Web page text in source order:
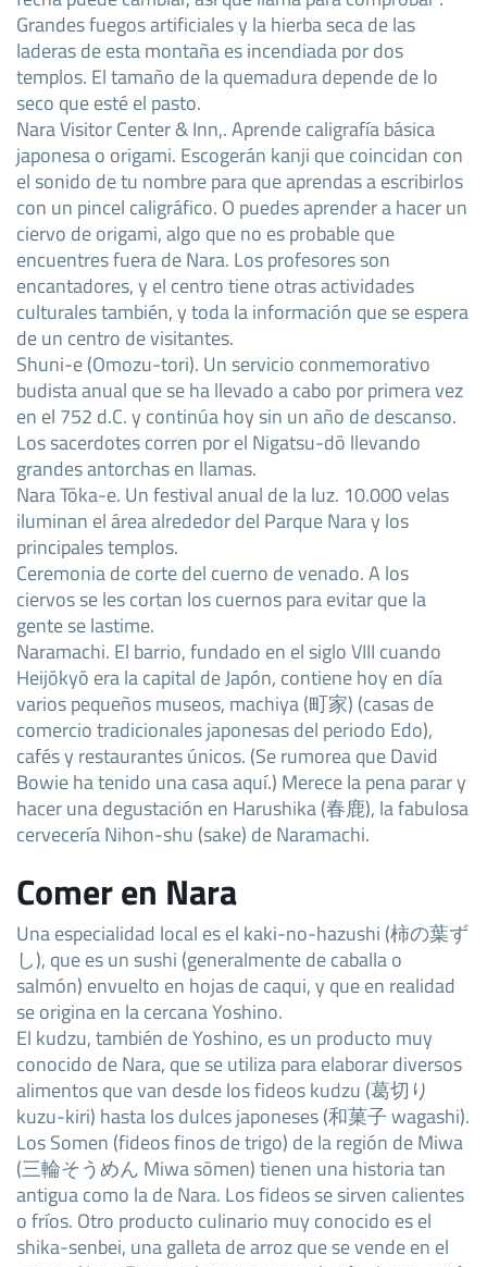
Grandes fuegos artificiales y la hierba seca de las
laderas de esta montaña es incendiada por dos
templos. El tamaño de la quemadura depende de lo
seco que esté el pasto.
Nara Visitor Center & Inn,. Aprende caligrafía básica
japonesa o origami. Escogerán kanji que coincidan con
el sonido de tu nombre para que aprendas a escribirlos
con un pincel caligráfico. O puedes aprender a hacer un
ciervo de origami, algo que no es probable que
encuentres fuera de Nara. Los profesores son
encantadores, y el centro tiene otras actividades
culturales también, y toda la información que se espera
de un centro de visitantes.
Shuni-e (Omozu-tori). Un servicio conmemorativo
budista anual que se ha llevado a cabo por primera vez
en el 752 d.C. y continúa hoy sin un año de descanso.
Los sacerdotes corren por el Nigatsu-dō llevando
grandes antorchas en llamas.
Nara Tōka-e. Un festival anual de la luz. 10.000 velas
iluminan el área alrededor del Parque Nara y los
principales templos.
Ceremonia de corte del cuerno de venado. A los
ciervos se les cortan los cuernos para evitar que la
gente se lastime.
Naramachi. El barrio, fundado en el siglo VIII cuando
Heijōkyō era la capital de Japón, contiene hoy en día
varios pequeños museos, machiya (町家) (casas de
comercio tradicionales japonesas del periodo Edo),
cafés y restaurantes únicos. (Se rumorea que David
Bowie ha tenido una casa aquí.) Merece la pena parar y
hacer una degustación en Harushika (春鹿), la fabulosa
cervecería Nihon-shu (sake) de Naramachi.
Comer en Nara
Una especialidad local es el kaki-no-hazushi (柿の葉ず
し), que es un sushi (generalmente de caballa o
salmón) envuelto en hojas de caqui, y que en realidad
se origina en la cercana Yoshino.
El kudzu, también de Yoshino, es un producto muy
conocido de Nara, que se utiliza para elaborar diversos
alimentos que van desde los fideos kudzu (葛切り
kuzu-kiri) hasta los dulces japoneses (和菓子 wagashi).
Los Somen (fideos finos de trigo) de la región de Miwa
(三輪そうめん Miwa sōmen) tienen una historia tan
antigua como la de Nara. Los fideos se sirven calientes
o fríos. Otro producto culinario muy conocido es el
shika-senbei, una galleta de arroz que se vende en el